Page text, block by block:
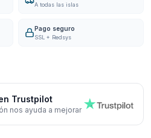
A todas las islas
Pago seguro
SSL + Redsys
Trustpilot
nos ayuda a mejorar